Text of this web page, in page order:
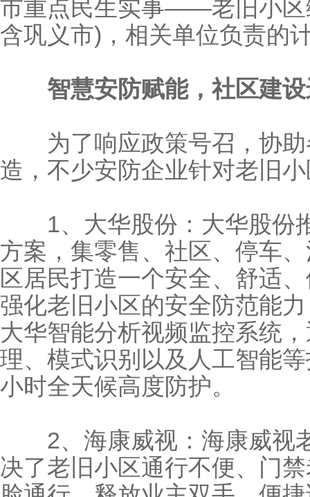
市重点民生实事——老旧小区
含巩义市)，相关单位负责的
智慧安防赋能，社区建
为了响应政策号召，协助
造，不少安防企业针对老旧
1、大华股份：大华股份
方案，集零售、社区、停车
区居民打造一个安全、舒适
强化老旧小区的安全防范能
大华智能分析视频监控系统
理、模式识别以及人工智能
小时全天候高度防护。
2、海康威视：海康威视
决了老旧小区通行不便、门